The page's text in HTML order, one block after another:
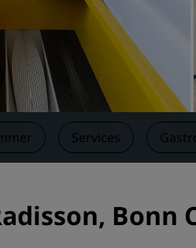
Services